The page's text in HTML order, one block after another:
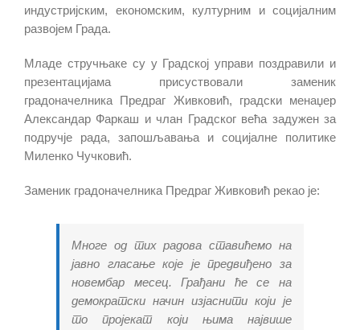
индустријским, економским, културним и социјалним
развојем Града.
Младе стручњаке су у Градској управи поздравили и
презентацијама присуствовали заменик
градоначелника Предраг Живковић, градски менаџер
Александар Фаркаш и члан Градског већа задужен за
подручје рада, запошљавања и социјалне политике
Миленко Чучковић.
Заменик градоначелника Предраг Живковић рекао је:
Многе од тих радова ставићемо на
јавно гласање које је предвиђено за
новембар месец. Грађани ће се на
демократски начин изјаснити који је
то пројекат који њима највише